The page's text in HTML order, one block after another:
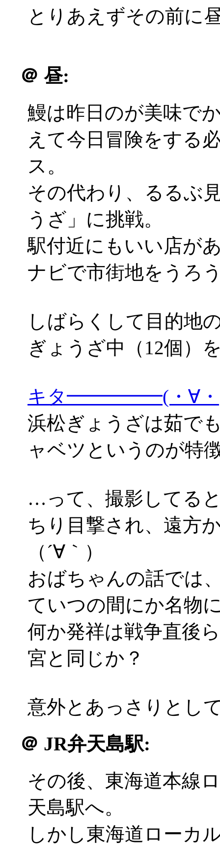
とりあえずその前に
＠ 昼:
鰻は昨日のが美味で
えて今日冒険をする
ス。
その代わり、るるぶ
うざ」に挑戦。
駅付近にもいい店が
ナビで市街地をうろ
しばらくして目的地
ぎょうざ中（12個）
キタ━━━━━(・∀
浜松ぎょうざは茹で
ャベツというのが特
…って、撮影してる
ちり目撃され、遠方
（´∀｀）
おばちゃんの話では
ていつの間にか名物
何か発祥は戦争直後
宮と同じか？
意外とあっさりとし
＠ JR弁天島駅:
その後、東海道本線
天島駅へ。
しかし東海道ローカ